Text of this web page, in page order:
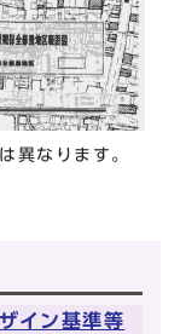
異なります。
イン基準等